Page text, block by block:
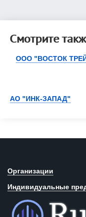
Смотрите
ООО "ВОСТОК
АО "ИНК-ЗАПАД"
Организации
Индивидуальные